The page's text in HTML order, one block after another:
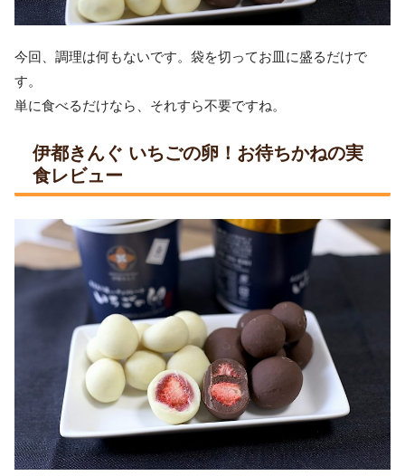
今回、調理は何もないです。袋を切ってお皿に盛るだけで
す。
単に食べるだけなら、それすら不要ですね。
伊都きんぐ いちごの卵！お待ちかねの実
食レビュー